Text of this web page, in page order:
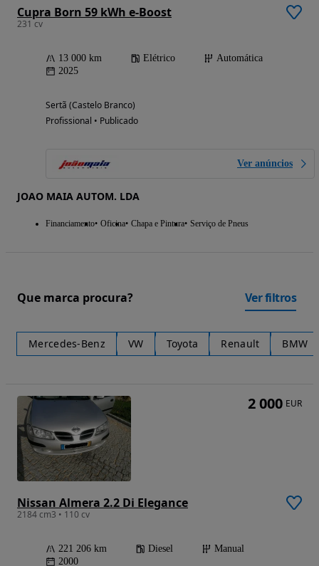
Cupra Born 59 kWh e-Boost
231 cv
13 000 km Elétrico
Automática
2025
Sertã (Castelo Branco)
Profissional • Publicado
Ver anúncios
JOAO MAIA AUTOM. LDA
Financiamento Oficina Chapa e Pintura Serviço de Pneus
Que marca procura? Ver filtros
Mercedes-Benz VW Toyota Renault BMW
Nissan Almera 2.2 Di Elegance
2184 cm3 • 110 cv
221 206 km Diesel
Manual
2000
2 000 EUR